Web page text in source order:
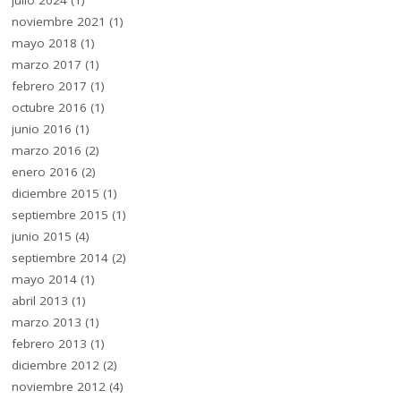
noviembre 2021 (1)
mayo 2018 (1)
marzo 2017 (1)
febrero 2017 (1)
octubre 2016 (1)
junio 2016 (1)
marzo 2016 (2)
enero 2016 (2)
diciembre 2015 (1)
septiembre 2015 (1)
junio 2015 (4)
septiembre 2014 (2)
mayo 2014 (1)
abril 2013 (1)
marzo 2013 (1)
febrero 2013 (1)
diciembre 2012 (2)
noviembre 2012 (4)